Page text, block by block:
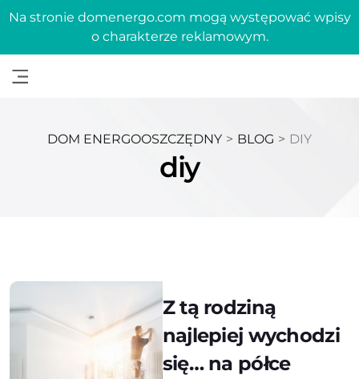
Na stronie domenergo.com mogą występować wpisy
o charakterze reklamowym.
DOM ENERGOOSZCZĘDNY > BLOG > DIY
diy
Z tą rodziną
najlepiej wychodzi
się… na półce